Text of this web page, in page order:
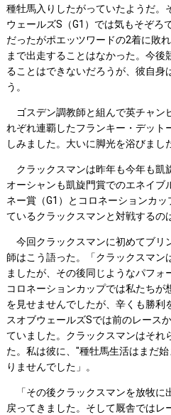
種牡馬入りしたがっていたようだ。
ウェールズS（G1）では気もそぞろ
だったがポエッツワードの2着に敗
まで出走することはなかった。今後
ることはできないだろうが、彼自身
う。
ゴスデン調教師と組んで英チャン
れぞれ連覇したフランキー・デット
しみました。大いに脚光を浴びまし
クラックスマンは昨年も今年も凱
オーシャンも凱旋門賞でのエネイブ
ネー賞（G1）とコロネーションカ
ているクラックスマンと対戦するの
今回クラックスマンに初めてブリ
師はこう語った。「クラックスマン
ましたが、その後同じようなパフォ
コロネーションカップでは私たちが
を見せませんでしたが、辛くも勝利
スオブウェールズSでは前のレース
ていました。クラックスマンはそれ
た。私は彼に、"種牡馬生活はまだ
りませんでした」。
「その後クラックスマンを放牧に
戻ってきました。そして厩舎ではレ